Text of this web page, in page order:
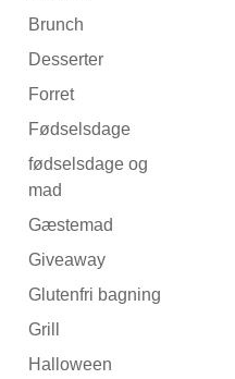
Brunch
Desserter
Forret
Fødselsdage
fødselsdage og
mad
Gæstemad
Giveaway
Glutenfri bagning
Grill
Halloween